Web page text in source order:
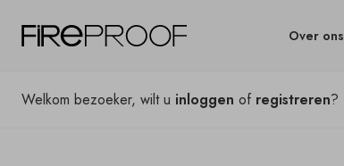
Over ons
Welkom bezoeker, wilt u inloggen of registreren?